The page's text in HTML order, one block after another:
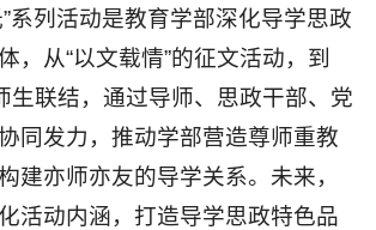
”系列活动是教育学部深化导学思政
，从“以文载情”的征文活动，到
生联结，通过导师、思政干部、党
同发力，推动学部营造尊师重教
建亦师亦友的导学关系。未来，
活动内涵，打造导学思政特色品